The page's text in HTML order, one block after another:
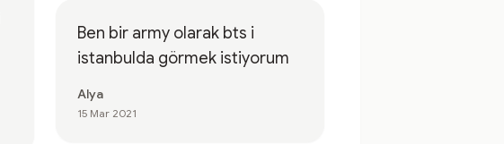
Ben bir army olarak bts i
istanbulda görmek istiyorum
Alya
15 Mar 2021